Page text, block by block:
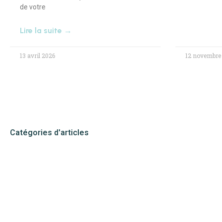
de votre
Lire la suite →
13 avril 2026 12
Catégories d'articles